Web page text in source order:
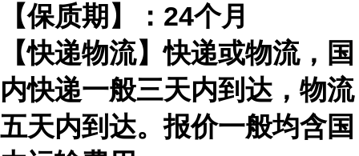
【保质期】： 24个月
【快递物流】快递或物流，国
内快递一般三天内到达，物流
五天内到达。报价一般均含国